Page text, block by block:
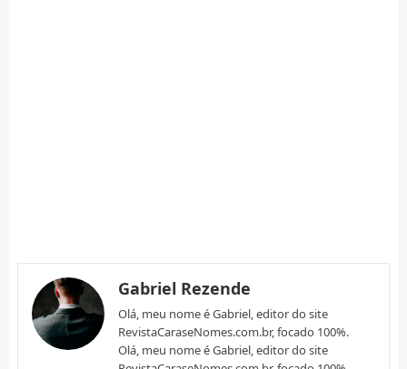
Gabriel Rezende
Olá, meu nome é Gabriel, editor do site
RevistaCaraseNomes.com.br, focado 100%.
Olá, meu nome é Gabriel, editor do site